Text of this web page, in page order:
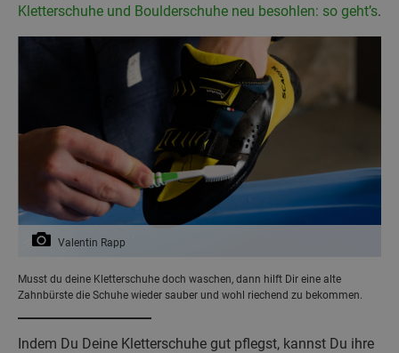
Kletterschuhe und Boulderschuhe neu besohlen: so geht’s.
Valentin Rapp
Musst du deine Kletterschuhe doch waschen, dann hilft Dir eine alte
Zahnbürste die Schuhe wieder sauber und wohl riechend zu bekommen.
Indem Du Deine Kletterschuhe gut pflegst, kannst Du ihre